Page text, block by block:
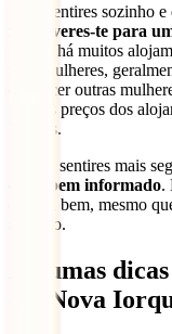
Se te sentires sozinho
inscreveres-te para
Iorque há muitos
para mulheres,
conhecer outras
pois os preços dos
baratos.
Para te sentires mais
estar bem informado.
correrá bem, mesmo
sozinho.
Algumas
em Nova